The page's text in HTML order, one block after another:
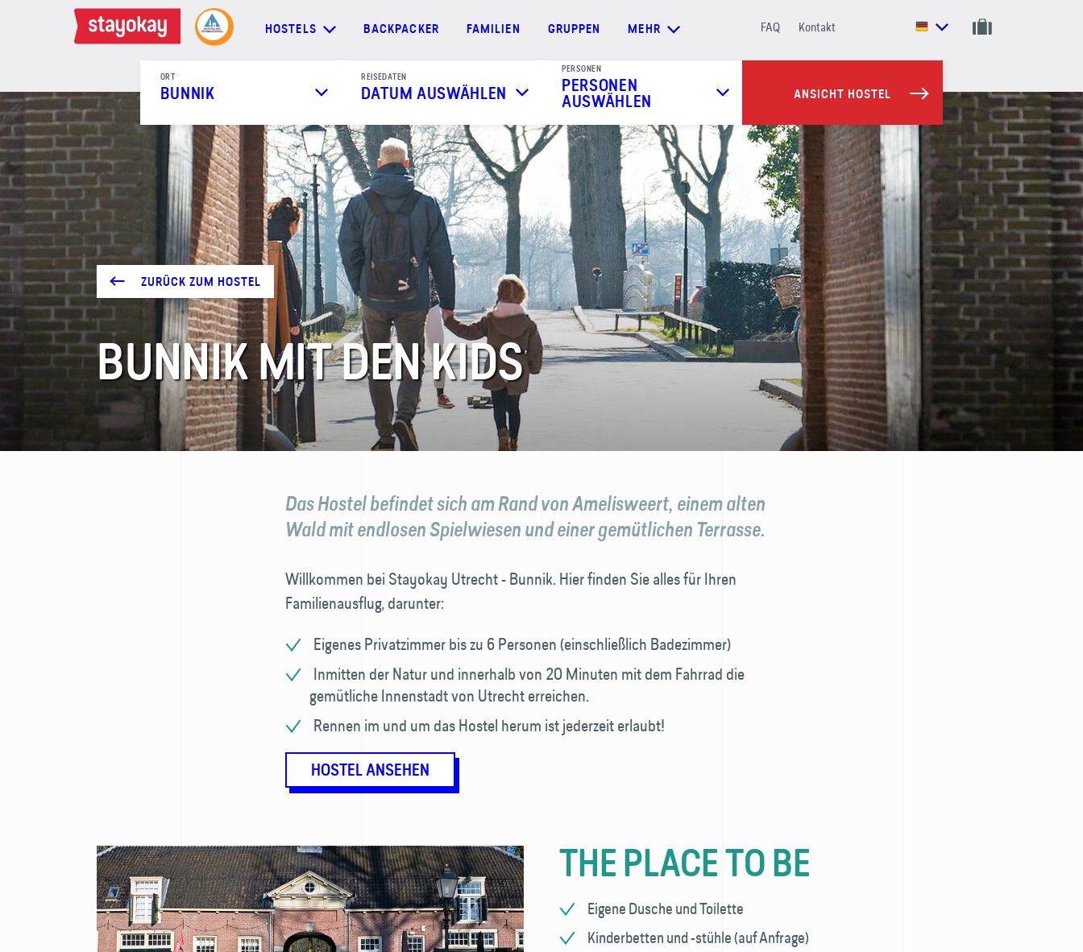
HOSTELS BACKPACKER FAMILIEN GRUPPEN MEHR FAQ Kontakt
HOSTELS
BACKPACKER
FAMILIEN
GRUPPEN
MEHR
FAQ
Kontakt
ORT
BUNNIK
REISEDATEN
DATUM AUSWÄHLEN
PERSONEN
PERSONEN
AUSWÄHLEN
ZURÜCK ZUM HOSTEL
BUNNIK MIT DEN KIDS
Das Hostel befindet sich am Rand von Amelisweert, einem alten
Wald mit endlosen Spielwiesen und einer gemütlichen Terrasse.
Willkommen bei Stayokay Utrecht - Bunnik. Hier finden Sie alles für Ihren
Familienausflug, darunter:
Eigenes Privatzimmer bis zu 6 Personen (einschließlich Badezimmer)
Inmitten der Natur und innerhalb von 20 Minuten mit dem Fahrrad die
gemütliche Innenstadt von Utrecht erreichen.
Rennen im und um das Hostel herum ist jederzeit erlaubt!
HOSTEL ANSEHEN
THE PLACE TO BE
Eigene Dusche und Toilette
Kinderbetten und -stühle (auf Anfrage)